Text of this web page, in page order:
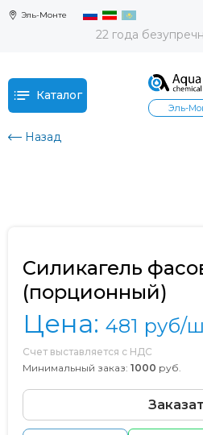
Эль-Монте
22 года
Каталог
Эль-
Назад
Силикагель
(порционный)
Цена: 481 руб/
Счет выставляется с НДС
Минимальный заказ: 1000 руб.